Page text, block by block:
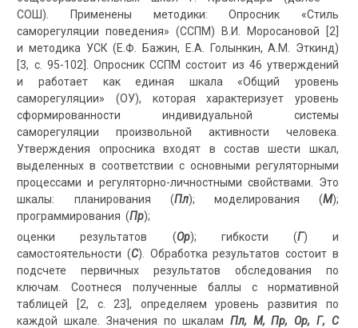
СОШ). Применены методики: Опросник «Стиль
саморегуляции поведения» (ССПМ) В.И. Моросановой [2]
и методика УСК (Е.Ф. Бажин, Е.А. Голынкин, А.М. Эткинд)
[3, с. 95-102]. Опросник ССПМ состоит из 46 утверждений
и работает как единая шкала «Общий уровень
саморегуляции» (ОУ), которая характеризует уровень
сформированности индивидуальной системы
саморегуляции произвольной активности человека.
Утверждения опросника входят в состав шести шкал,
выделенных в соответствии с основными регуляторными
процессами и регуляторно-личностными свойствами. Это
шкалы: планирования (Пл); моделирования (М);
программирования (Пр);
оценки результатов (Ор); гибкости (Г) и
самостоятельности (С). Обработка результатов состоит в
подсчете первичных результатов обследования по
ключам. Соотнеся полученные баллы с нормативной
таблицей [2, с. 23], определяем уровень развития по
каждой шкале. Значения по шкаламПл, М, Пр, Ор, Г, С